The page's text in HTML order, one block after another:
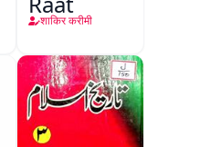
शाकिर करीमी